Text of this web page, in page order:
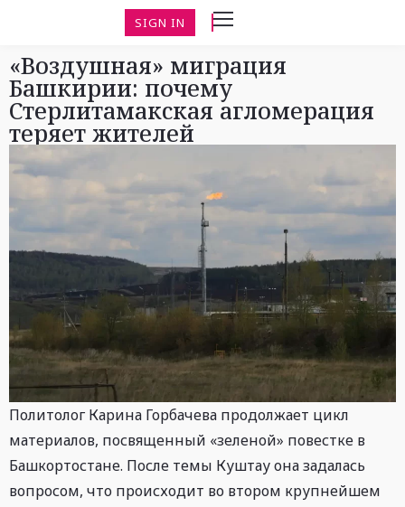
SIGN IN
«Воздушная» миграция
Башкирии: почему
Стерлитамакская агломерация
теряет жителей
Политолог Карина Горбачева продолжает цикл
материалов, посвященный «зеленой» повестке в
Башкортостане. После темы Куштау она задалась
вопросом, что происходит во втором крупнейшем